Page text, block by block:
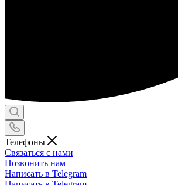
Телефоны
Связаться с нами
Позвонить нам
Написать в Telegram